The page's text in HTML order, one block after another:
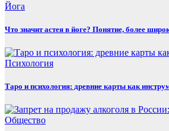
Йога
Что значит астея в йоге? Понятие, более
Психология
Таро и психология: древние карты как
Общество